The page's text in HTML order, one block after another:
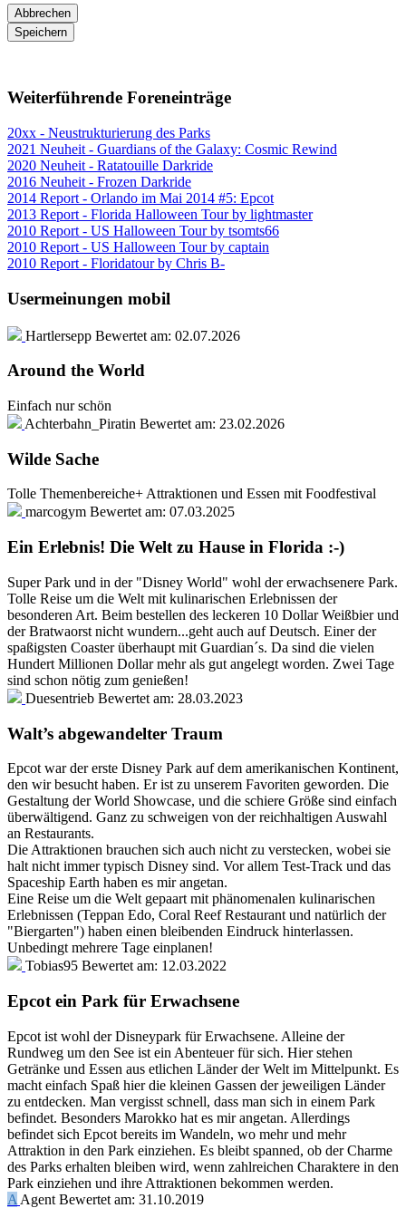
Weiterführende Foreneinträge
20xx - Neustrukturierung des Parks
2021 Neuheit - Guardians of the Galaxy: Cosmic Rewind
2020 Neuheit - Ratatouille Darkride
2016 Neuheit - Frozen Darkride
2014 Report - Orlando im Mai 2014 #5: Epcot
2013 Report - Florida Halloween Tour by lightmaster
2010 Report - US Halloween Tour by tsomts66
2010 Report - US Halloween Tour by captain
2010 Report - Floridatour by Chris B-
Usermeinungen mobil
Hartlersepp Bewertet am: 02.07.2026
Around the World
Einfach nur schön
Achterbahn_Piratin Bewertet am: 23.02.2026
Wilde Sache
Tolle Themenbereiche+ Attraktionen und Essen mit Foodfestival
marcogym Bewertet am: 07.03.2025
Ein Erlebnis! Die Welt zu Hause in Florida :-)
Super Park und in der "Disney World" wohl der erwachsenere Park.
Tolle Reise um die Welt mit kulinarischen Erlebnissen der
besonderen Art. Beim bestellen des leckeren 10 Dollar Weißbier und
der Bratwaorst nicht wundern...geht auch auf Deutsch. Einer der
spaßigsten Coaster überhaupt mit Guardian´s. Da sind die vielen
Hundert Millionen Dollar mehr als gut angelegt worden. Zwei Tage
sind schon nötig zum genießen!
Duesentrieb Bewertet am: 28.03.2023
Walt’s abgewandelter Traum
Epcot war der erste Disney Park auf dem amerikanischen Kontinent,
den wir besucht haben. Er ist zu unserem Favoriten geworden. Die
Gestaltung der World Showcase, und die schiere Größe sind einfach
überwältigend. Ganz zu schweigen von der reichhaltigen Auswahl
an Restaurants.
Die Attraktionen brauchen sich auch nicht zu verstecken, wobei sie
halt nicht immer typisch Disney sind. Vor allem Test-Track und das
Spaceship Earth haben es mir angetan.
Eine Reise um die Welt gepaart mit phänomenalen kulinarischen
Erlebnissen (Teppan Edo, Coral Reef Restaurant und natürlich der
"Biergarten") haben einen bleibenden Eindruck hinterlassen.
Unbedingt mehrere Tage einplanen!
Tobias95 Bewertet am: 12.03.2022
Epcot ein Park für Erwachsene
Epcot ist wohl der Disneypark für Erwachsene. Alleine der
Rundweg um den See ist ein Abenteuer für sich. Hier stehen
Getränke und Essen aus etlichen Länder der Welt im Mittelpunkt. Es
macht einfach Spaß hier die kleinen Gassen der jeweiligen Länder
zu entdecken. Man vergisst schnell, dass man sich in einem Park
befindet. Besonders Marokko hat es mir angetan. Allerdings
befindet sich Epcot bereits im Wandeln, wo mehr und mehr
Attraktion in den Park einziehen. Es bleibt spanned, ob der Charme
des Parks erhalten bleiben wird, wenn zahlreichen Charaktere in den
Park einziehen und ihre Attraktionen bekommen werden.
A Agent Bewertet am: 31.10.2019